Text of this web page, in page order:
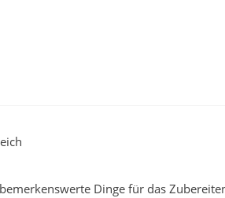
Dinge für das